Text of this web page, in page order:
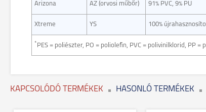
Arizona AZ (orvosi műbőr) 91% PVC, 9% PU
Xtreme YS 100%
* PES = poliészter, PO = poliolefin, PVC = polivinilklorid, PP =
KAPCSOLÓDÓ TERMÉKEK HASONLÓ TERMÉKEK